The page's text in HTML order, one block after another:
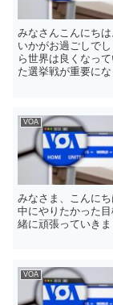
みなさんこんにち
いかがお過ごしで
ら世界は良くなっ
た選挙戦が重要に
VOA
みなさま、こんに
中にやりたかった
緒に頑張っていきま
VOA